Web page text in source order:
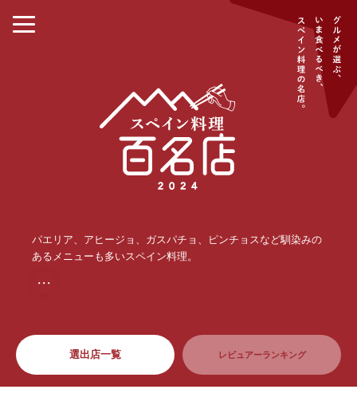
パエリア、アヒージョ、ガスパチョ、ピンチョスなど馴染みの
あるメニューも多いスペイン料理。
・・・
選出店一覧 レビュアーランキング